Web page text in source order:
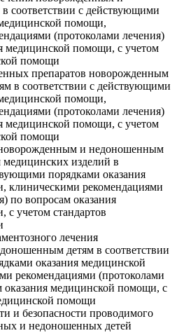
соответствии с действующими
помощи,
(протоколами лечения)
медицинской помощи, с учетом
помощи
препаратов новорожденным
в соответствии с действующими
помощи,
(протоколами лечения)
медицинской помощи, с учетом
помощи
и недоношенным
изделий в
порядками оказания
клиническими рекомендациями
по вопросам оказания
учетом стандартов
лечения
детям в соответствии
оказания медицинской
рекомендациями (протоколами
оказания медицинской помощи, с
помощи
и безопасности проводимого
и недоношенных детей